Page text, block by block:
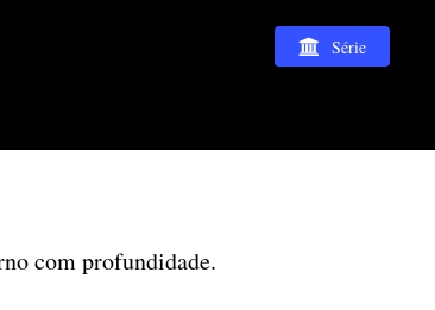
Série
com profundidade.